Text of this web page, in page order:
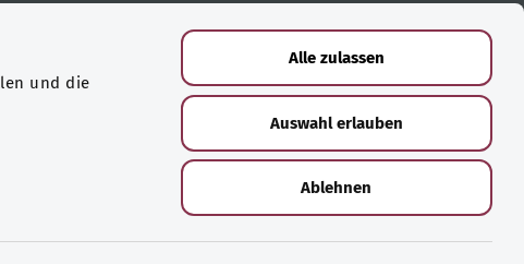
und die
Alle zulassen
Auswahl erlauben
Ablehnen
نظرة عامة على الصفحات
الشهادات